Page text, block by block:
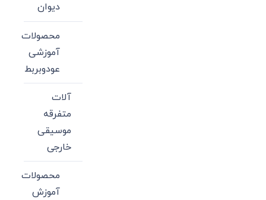
دیوان
محصولات
آموزشی
عودوبربط
آلات
متفرقه
موسیقی
خارجی
محصولات
آموزش